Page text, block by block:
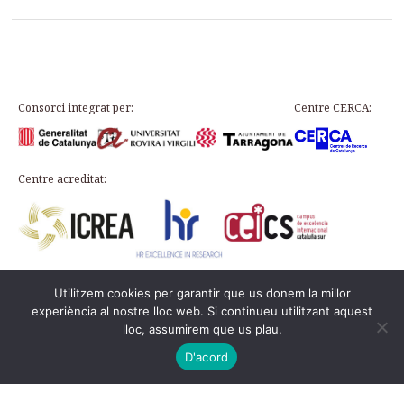
Consorci integrat per: Centre CERCA:
Centre acreditat:
Plaça d’en Rovellat, s/n, 43003 Tarragona
Telèfon: 977 24 91 33 · info@icac.cat
Avís legal·Política de cookies
PADICAT
Utilitzem cookies per garantir que us donem la millor
experiència al nostre lloc web. Si continueu utilitzant aquest
lloc, assumirem que us plau.
D'acord